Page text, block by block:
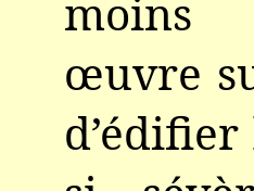
œuvre